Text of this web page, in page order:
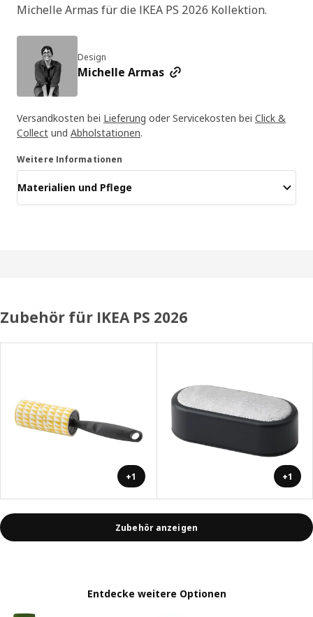
Michelle Armas für die IKEA PS 2026 Kollektion.
Design
Michelle Armas
Versandkosten bei Lieferung oder Servicekosten bei Click &
Collect und Abholstationen.
Weitere Informationen
Materialien und Pflege
Zubehör für IKEA PS 2026
+1 +1
Zubehör anzeigen
Entdecke weitere Optionen